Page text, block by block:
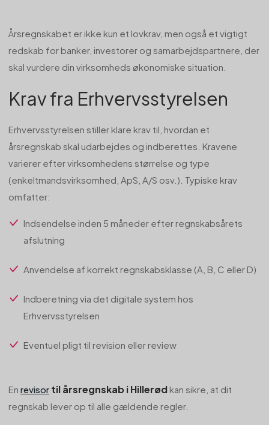
Årsregnskabet er ikke kun et lovkrav, men også et vigtigt
redskab for banker, investorer og samarbejdspartnere, der
skal vurdere din virksomheds økonomiske situation.
Krav fra Erhvervsstyrelsen
Erhvervsstyrelsen stiller klare krav til, hvordan et
årsregnskab skal udarbejdes og indberettes. Kravene
varierer efter virksomhedens størrelse og type
(enkeltmandsvirksomhed, ApS, A/S osv.). Typiske krav
omfatter:
Indsendelse inden 5 måneder efter regnskabsårets
afslutning
Anvendelse af korrekt regnskabsklasse (A, B, C eller D)
Indberetning via det digitale system hos
Erhvervsstyrelsen
Eventuel pligt til revision eller review
En revisor til årsregnskab i Hillerød kan sikre, at dit
regnskab lever op til alle gældende regler.